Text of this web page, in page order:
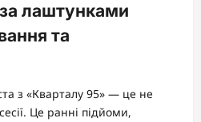
лаштунками
та
з «Кварталу 95» — це не
Це ранні підйоми,